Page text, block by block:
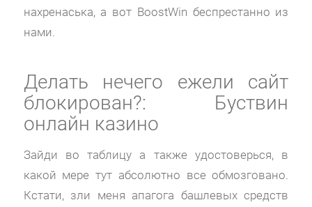
нахренаська, а вот BoostWin беспрестанно из
нами.
Делать нечего ежели сайт
блокирован?: Буствин
онлайн казино
Зайди во таблицу а также удостоверься, в
какой мере тут абсолютно все обмозговано.
Кстати, зли меня апагога башлевых средств